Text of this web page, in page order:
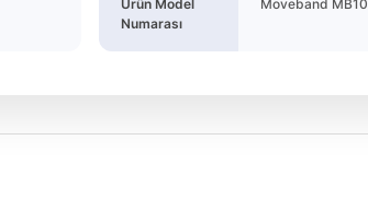
Ürün Model
Numarası
Moveband MB10